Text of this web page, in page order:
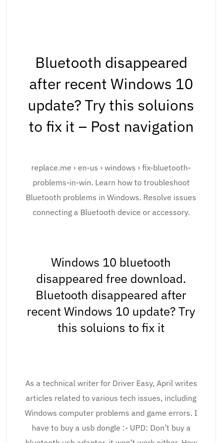
Bluetooth disappeared
after recent Windows 10
update? Try this soluions
to fix it – Post navigation
replace.me › en-us › windows › fix-bluetooth-
problems-in-win. Learn how to troubleshoot
Bluetooth problems in Windows. Resolve issues
connecting a Bluetooth device or accessory.
Windows 10 bluetooth
disappeared free download.
Bluetooth disappeared after
recent Windows 10 update? Try
this soluions to fix it
As a technical writer for Driver Easy, April writes
articles related to various tech issues, including
Windows computer problems and game errors. I
have to buy a usb dongle :- UPD: Don’t buy a